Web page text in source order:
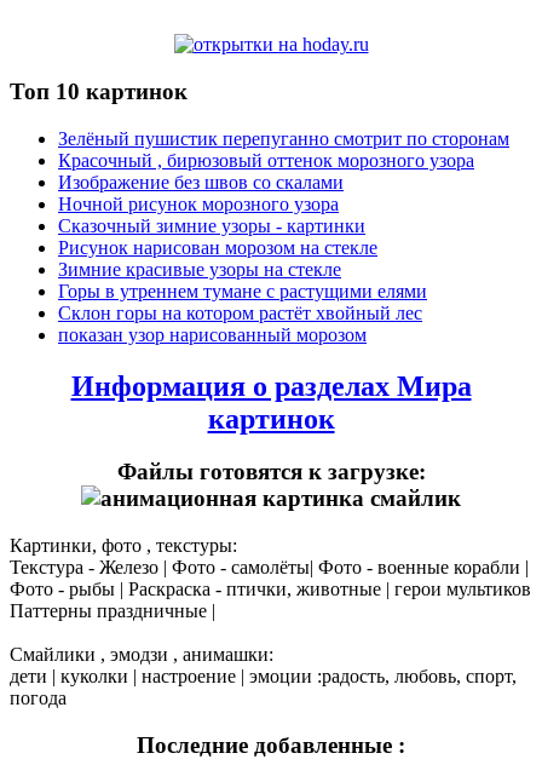
Топ 10 картинок
Зелёный пушистик перепуганно смотрит по сторонам
Красочный , бирюзовый оттенок морозного узора
Изображение без швов со скалами
Ночной рисунок морозного узора
Сказочный зимние узоры - картинки
Рисунок нарисован морозом на стекле
Зимние красивые узоры на стекле
Горы в утреннем тумане с растущими елями
Склон горы на котором растёт хвойный лес
показан узор нарисованный морозом
Информация о разделах Мира
картинок
Файлы готовятся к загрузке:
Картинки, фото , текстуры:
Текстура - Железо | Фото - самолёты| Фото - военные корабли |
Фото - рыбы | Раскраска - птички, животные | герои мультиков
Паттерны праздничные |
Смайлики , эмодзи , анимашки:
дети | куколки | настроение | эмоции :радость, любовь, спорт,
погода
Последние добавленные :